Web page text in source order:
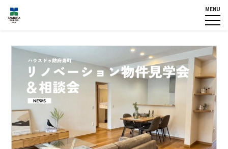
MENU
NEWS
IR情報
TOPICS
個人情報保護方針
反社会的勢力に対する基本方
針
グループ各社概要
トップメッセージ
田村ビルズグループ